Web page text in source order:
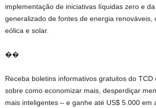
implementação de iniciativas líquidas zero e
generalizado de fontes de energia renováveis,
eólica e solar.
��
Receba boletins informativos gratuitos do TCD
sobre como economizar mais, desperdiçar
mais inteligentes – e ganhe até US$ 5.000 em